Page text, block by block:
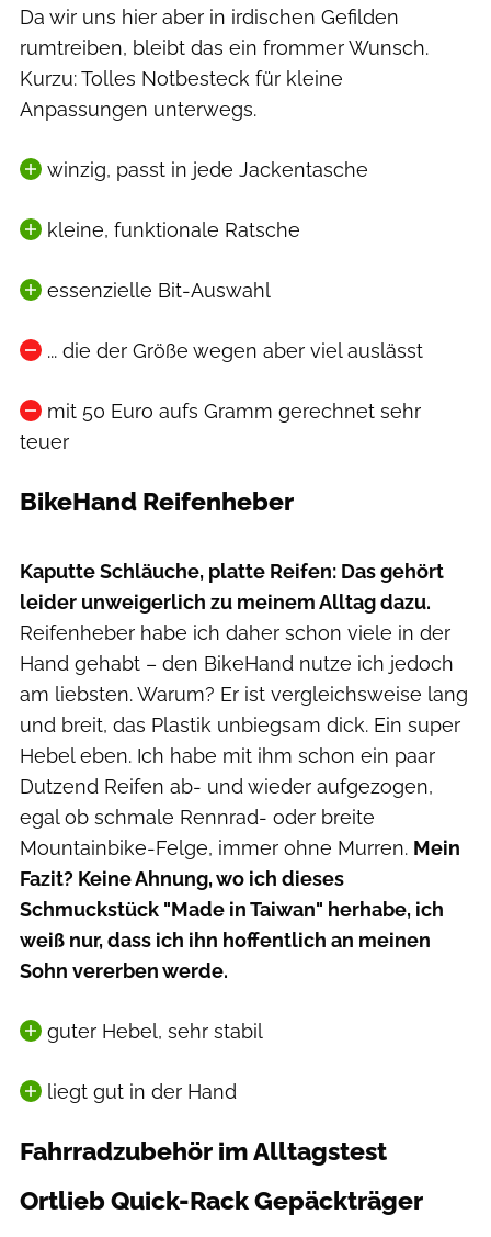
Da wir uns hier aber in irdischen Gefilden
rumtreiben, bleibt das ein frommer Wunsch.
Kurzu: Tolles Notbesteck für kleine
Anpassungen unterwegs.
winzig, passt in jede Jackentasche
kleine, funktionale Ratsche
essenzielle Bit-Auswahl
... die der Größe wegen aber viel auslässt
mit 50 Euro aufs Gramm gerechnet sehr
teuer
BikeHand Reifenheber
Kaputte Schläuche, platte Reifen: Das gehört
leider unweigerlich zu meinem Alltag dazu.
Reifenheber habe ich daher schon viele in der
Hand gehabt – den BikeHand nutze ich jedoch
am liebsten. Warum? Er ist vergleichsweise lang
und breit, das Plastik unbiegsam dick. Ein super
Hebel eben. Ich habe mit ihm schon ein paar
Dutzend Reifen ab- und wieder aufgezogen,
egal ob schmale Rennrad- oder breite
Mountainbike-Felge, immer ohne Murren. Mein
Fazit? Keine Ahnung, wo ich dieses
Schmuckstück "Made in Taiwan" herhabe, ich
weiß nur, dass ich ihn hoffentlich an meinen
Sohn vererben werde.
guter Hebel, sehr stabil
liegt gut in der Hand
Fahrradzubehör im Alltagstest
Ortlieb Quick-Rack Gepäckträger
Moritz Schwertner // www.moritzschwertner.de